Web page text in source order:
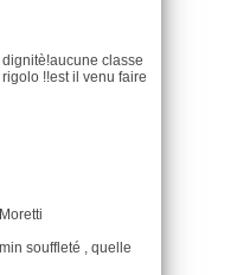
classe
!!est il venu faire
souffleté , quelle